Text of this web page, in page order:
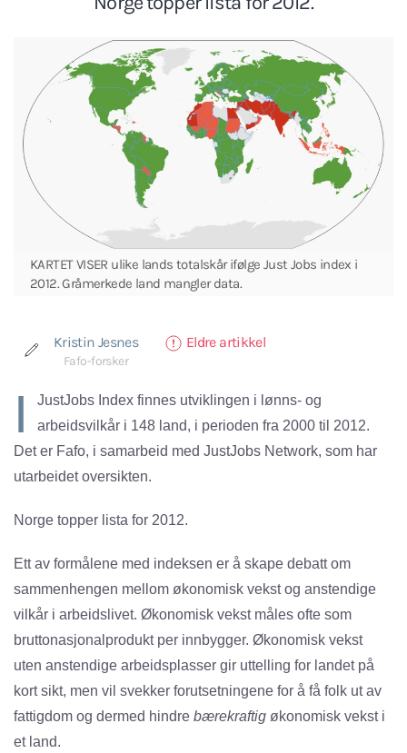
KARTET VISER ulike lands totalskår ifølge Just Jobs index i
2012. Gråmerkede land mangler data.
Kristin Jesnes
Fafo-forsker
Eldre artikkel
I
JustJobs Index finnes utviklingen i lønns- og
arbeidsvilkår i 148 land, i perioden fra 2000 til 2012.
Det er Fafo, i samarbeid med JustJobs Network, som har
utarbeidet oversikten.
Norge topper lista for 2012.
Ett av formålene med indeksen er å skape debatt om
sammenhengen mellom økonomisk vekst og anstendige
vilkår i arbeidslivet. Økonomisk vekst måles ofte som
bruttonasjonalprodukt per innbygger. Økonomisk vekst
uten anstendige arbeidsplasser gir uttelling for landet på
kort sikt, men vil svekker forutsetningene for å få folk ut av
fattigdom og dermed hindre bærekraftig økonomisk vekst i
et land.